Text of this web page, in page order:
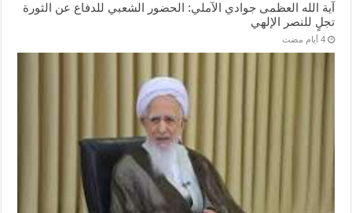
آية الله العظمى جوادي الآملي: الحضور الشعبي للدفاع عن الثورة
تجلٍ للنصر الإلهي
‏4 أيام مضت